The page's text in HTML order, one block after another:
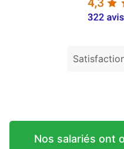
Nos salariés ont